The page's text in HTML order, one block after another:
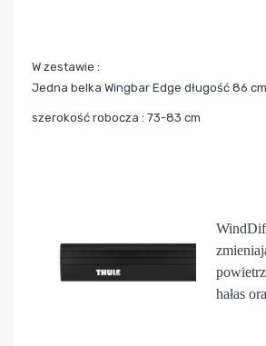
W zestawie :
Jedna belka Wingbar Edge długość 86 cm
szerokość robocza : 73-83 cm
hałas